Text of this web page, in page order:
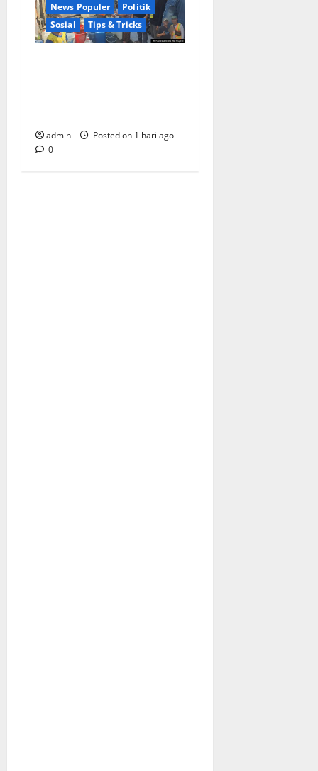
News Populer
Politik
Sosial
Tips & Tricks
admin
Posted on 1 hari ago
0